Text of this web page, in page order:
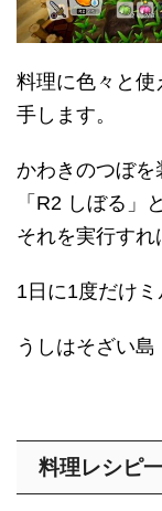
料理に色々と使
手します。
かわきのつぼを
「R2 しぼる」
それを実行すれ
1日に1度だけミ
うしはそざい島
料理レシピ